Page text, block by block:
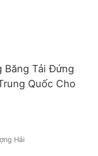
Băng Tải Đứng
Quốc Cho
Hải